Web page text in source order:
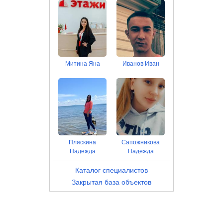
Митина Яна Иванов Иван
Пляскина
Надежда
Сапожникова
Надежда
Каталог специалистов
Закрытая база объектов